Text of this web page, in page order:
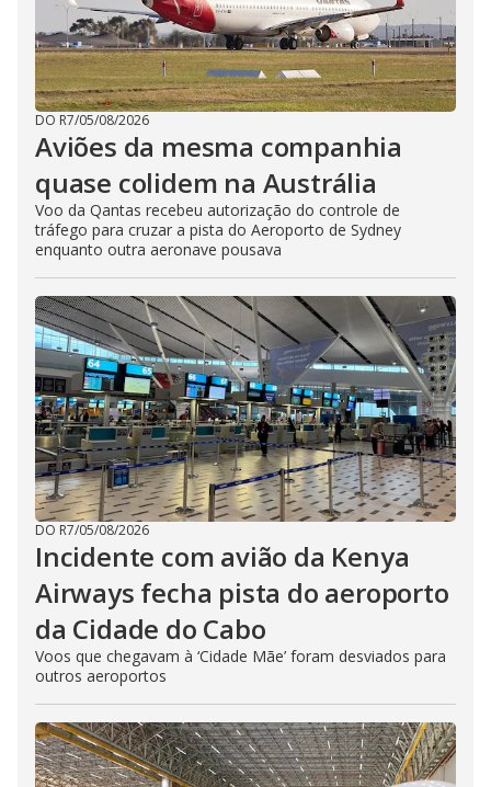
DO R7/05/08/2026
Aviões da mesma companhia
quase colidem na Austrália
Voo da Qantas recebeu autorização do controle de
tráfego para cruzar a pista do Aeroporto de Sydney
enquanto outra aeronave pousava
DO R7/05/08/2026
Incidente com avião da Kenya
Airways fecha pista do aeroporto
da Cidade do Cabo
Voos que chegavam à ‘Cidade Mãe’ foram desviados para
outros aeroportos